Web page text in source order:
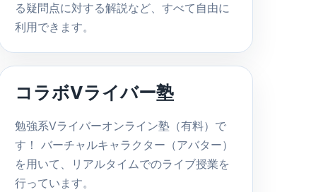
る疑問点に対する解説など、すべて自由に
利用できます。
コラボVライバー塾
勉強系Vライバーオンライン塾（有料）で
す！ バーチャルキャラクター（アバター）
を用いて、リアルタイムでのライブ授業を
行っています。